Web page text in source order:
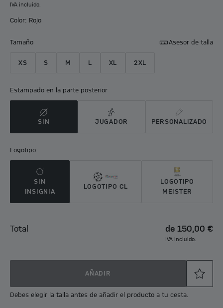
IVA incluido.
Color: Rojo
Tamaño Asesor de talla
XS S M L XL 2XL
Estampado en la parte posterior
SIN JUGADOR PERSONALIZADO
Logotipo
SIN
INSIGNIA
LOGOTIPO CL
LOGOTIPO
MEISTER
Total de 150,00 €
IVA incluido.
AÑADIR
Debes elegir la talla antes de añadir el producto a tu cesta.